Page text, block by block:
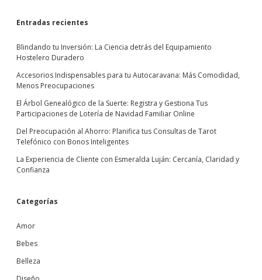
Entradas recientes
Blindando tu Inversión: La Ciencia detrás del Equipamiento
Hostelero Duradero
Accesorios Indispensables para tu Autocaravana: Más Comodidad,
Menos Preocupaciones
El Árbol Genealógico de la Suerte: Registra y Gestiona Tus
Participaciones de Lotería de Navidad Familiar Online
Del Preocupación al Ahorro: Planifica tus Consultas de Tarot
Telefónico con Bonos Inteligentes
La Experiencia de Cliente con Esmeralda Luján: Cercanía, Claridad y
Confianza
Categorías
Amor
Bebes
Belleza